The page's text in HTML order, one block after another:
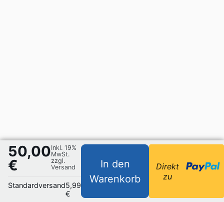
50,00
€
Inkl. 19%
MwSt.
zzgl.
Versand
Standardversand5,99
€
In den
Warenkorb
Direkt
zu